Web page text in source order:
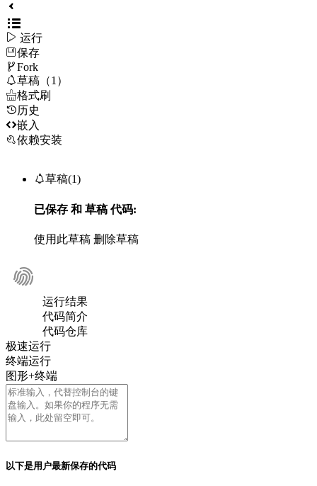
 运行
保存
Fork
草稿（1）
格式刷
历史
嵌入
依赖安装
草稿(1)
已保存 和 草稿代码:
使用此草稿 删除草稿
运行结果
代码简介
代码仓库
极速运行
终端运行
图形+终端
以下是用户最新保存的代码